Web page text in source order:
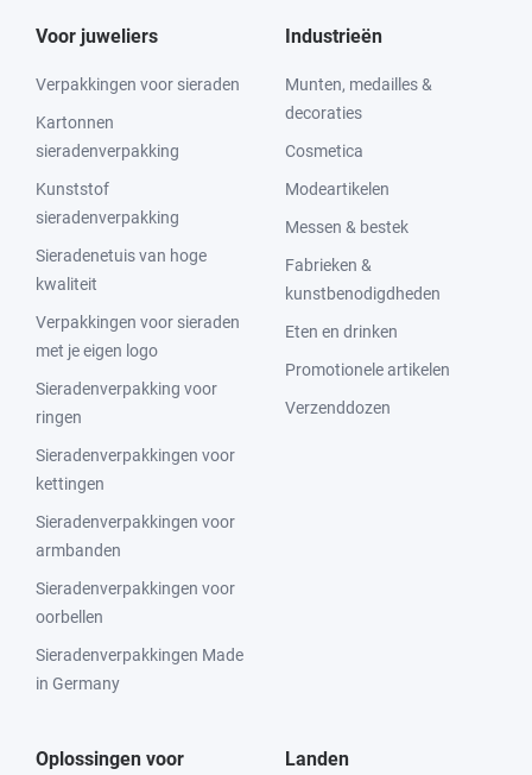
Voor juweliers
Verpakkingen voor sieraden
Kartonnen
sieradenverpakking
Kunststof
sieradenverpakking
Sieradenetuis van hoge
kwaliteit
Verpakkingen voor sieraden
met je eigen logo
Sieradenverpakking voor
ringen
Sieradenverpakkingen voor
kettingen
Sieradenverpakkingen voor
armbanden
Sieradenverpakkingen voor
oorbellen
Sieradenverpakkingen Made
in Germany
Industrieën
Munten, medailles &
decoraties
Cosmetica
Modeartikelen
Messen & bestek
Fabrieken &
kunstbenodigdheden
Eten en drinken
Promotionele artikelen
Verzenddozen
Oplossingen voor
Landen